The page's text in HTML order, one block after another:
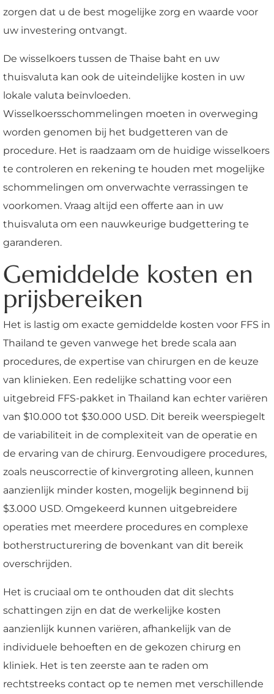
zorgen dat u de best mogelijke zorg en waarde voor
uw investering ontvangt.
De wisselkoers tussen de Thaise baht en uw
thuisvaluta kan ook de uiteindelijke kosten in uw
lokale valuta beïnvloeden.
Wisselkoersschommelingen moeten in overweging
worden genomen bij het budgetteren van de
procedure. Het is raadzaam om de huidige wisselkoers
te controleren en rekening te houden met mogelijke
schommelingen om onverwachte verrassingen te
voorkomen. Vraag altijd een offerte aan in uw
thuisvaluta om een nauwkeurige budgettering te
garanderen.
Gemiddelde kosten en
prijsbereiken
Het is lastig om exacte gemiddelde kosten voor FFS in
Thailand te geven vanwege het brede scala aan
procedures, de expertise van chirurgen en de keuze
van klinieken. Een redelijke schatting voor een
uitgebreid FFS-pakket in Thailand kan echter variëren
van $10.000 tot $30.000 USD. Dit bereik weerspiegelt
de variabiliteit in de complexiteit van de operatie en
de ervaring van de chirurg. Eenvoudigere procedures,
zoals neuscorrectie of kinvergroting alleen, kunnen
aanzienlijk minder kosten, mogelijk beginnend bij
$3.000 USD. Omgekeerd kunnen uitgebreidere
operaties met meerdere procedures en complexe
botherstructurering de bovenkant van dit bereik
overschrijden.
Het is cruciaal om te onthouden dat dit slechts
schattingen zijn en dat de werkelijke kosten
aanzienlijk kunnen variëren, afhankelijk van de
individuele behoeften en de gekozen chirurg en
kliniek. Het is ten zeerste aan te raden om
rechtstreeks contact op te nemen met verschillende